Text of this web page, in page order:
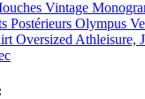
Vintage
Postérieurs Olympus
Oversized Athleisure,